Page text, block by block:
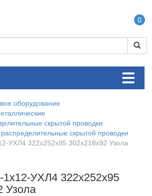
0
оборудование
скрытой проводки
скрытой проводки
УХЛ4 322х252х95 302х218х92 Узола
УХЛ4 322х252х95
Узола